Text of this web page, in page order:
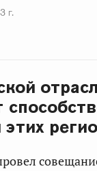
г.